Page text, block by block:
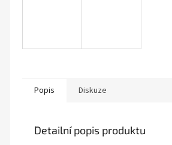
Popis Diskuze
Detailní popis produktu